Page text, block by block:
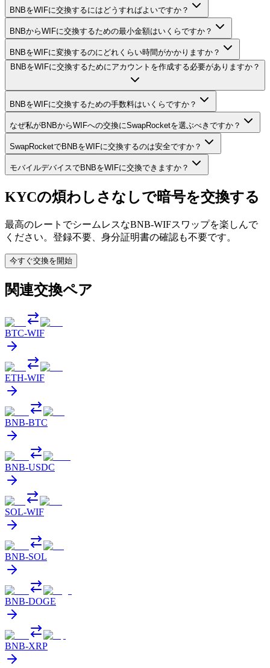
BNBをWIFに交換するにはどうすればよいですか？
BNBからWIFに交換するための最小金額はいくらですか？
BNBをWIFに変換するのにどれくらい時間がかかりますか？
BNBをWIFに交換するためにアカウントを作成する必要がありますか？
BNBをWIFに交換するための手数料はいくらですか？
なぜ私がBNBからWIFへの交換にSwapRocketを選ぶべきですか？
SwapRocketでBNBをWIFに交換するのは安全ですか？
モバイルデバイスでBNBをWIFに交換できますか？
KYCの煩わしさなしで暗号を交換する
最高のレートでシームレスなBNB-WIFスワップを楽しんで
ください。登録不要、身分証明書の確認も不要です。
今すぐ交換を開始
関連交換ペア
BTC-WIF
ETH-WIF
BNB-BTC
BNB-USDC
SOL-WIF
BNB-SOL
BNB-DOGE
BNB-XRP